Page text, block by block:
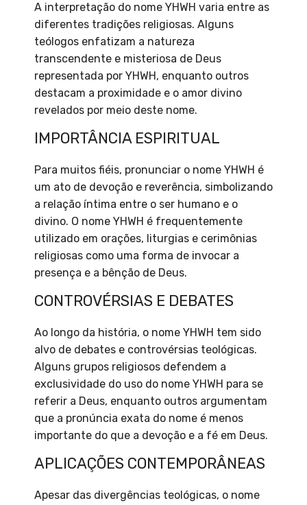
A interpretação do nome YHWH varia entre as
diferentes tradições religiosas. Alguns
teólogos enfatizam a natureza
transcendente e misteriosa de Deus
representada por YHWH, enquanto outros
destacam a proximidade e o amor divino
revelados por meio deste nome.
IMPORTÂNCIA ESPIRITUAL
Para muitos fiéis, pronunciar o nome YHWH é
um ato de devoção e reverência, simbolizando
a relação íntima entre o ser humano e o
divino. O nome YHWH é frequentemente
utilizado em orações, liturgias e cerimônias
religiosas como uma forma de invocar a
presença e a bênção de Deus.
CONTROVÉRSIAS E DEBATES
Ao longo da história, o nome YHWH tem sido
alvo de debates e controvérsias teológicas.
Alguns grupos religiosos defendem a
exclusividade do uso do nome YHWH para se
referir a Deus, enquanto outros argumentam
que a pronúncia exata do nome é menos
importante do que a devoção e a fé em Deus.
APLICAÇÕES CONTEMPORÂNEAS
Apesar das divergências teológicas, o nome